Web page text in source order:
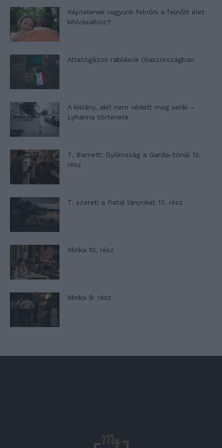
Képtelenek vagyunk felnőni a felnőtt élet
kihívásaihoz?
Altatógázos rablások Olaszországban
A kislány, akit nem védett meg senki –
Lyhanna története
T. Barnett: Gyilkosság a Garda-tónál 12.
rész
T. szereti a fiatal lányokat 13. rész
Minka 10. rész
Minka 9. rész